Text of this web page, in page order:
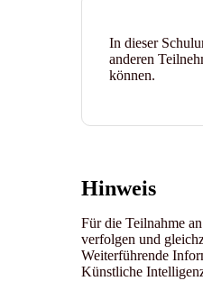
In dieser
anderen
können.
Hinweis
Für die Teilnahme
verfolgen und
Weiterführende
Künstliche